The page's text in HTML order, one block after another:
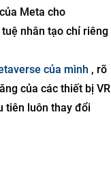
Meta cho
nhân tạo chỉ riêng
của mình , rõ
của các thiết bị VR
tiên luôn thay đổi